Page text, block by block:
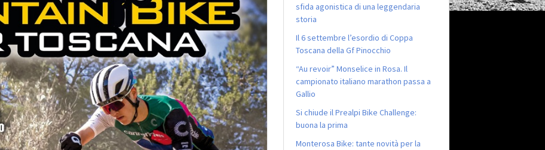
sfida agonistica di una leggendaria
storia
Il 6 settembre l’esordio di Coppa
Toscana della Gf Pinocchio
“Au revoir” Monselice in Rosa. Il
campionato italiano marathon passa a
Gallio
Si chiude il Prealpi Bike Challenge:
buona la prima
Monterosa Bike: tante novità per la